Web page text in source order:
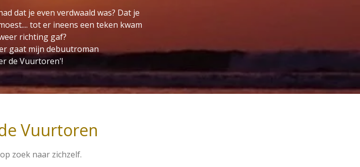
dat je even verdwaald was? Dat je
tot er ineens een teken kwam
richting gaf?
gaat mijn debuutroman
de Vuurtoren'!
Vuurtoren
zoek naar zichzelf.